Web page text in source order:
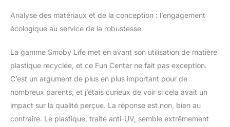
Analyse des matériaux et de la conception : l’engagement
écologique au service de la robustesse
La gamme Smoby Life met en avant son utilisation de matière
plastique recyclée, et ce Fun Center ne fait pas exception.
C’est un argument de plus en plus important pour de
nombreux parents, et j’étais curieux de voir si cela avait un
impact sur la qualité perçue. La réponse est non, bien au
contraire. Le plastique, traité anti-UV, semble extrêmement